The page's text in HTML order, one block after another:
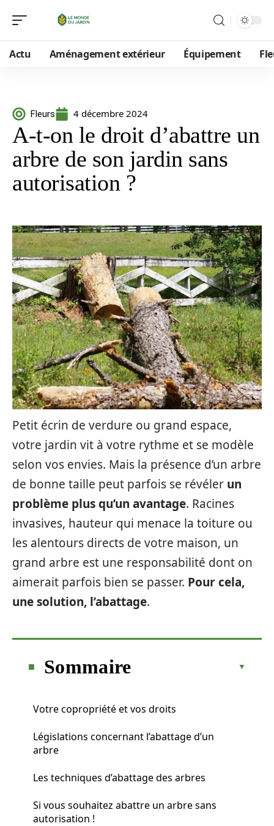
Actu Aménagement extérieur Équipement
Fleurs 4 décembre 2024
A-t-on le droit d’abattre un
arbre de son jardin sans
autorisation ?
Petit écrin de verdure ou grand espace,
votre jardin vit à votre rythme et se modèle
selon vos envies. Mais la présence d’un arbre
de bonne taille peut parfois se révéler un
problème plus qu’un avantage. Racines
invasives, hauteur qui menace la toiture ou
les alentours directs de votre maison, un
grand arbre est une responsabilité dont on
aimerait parfois bien se passer. Pour cela,
une solution, l’abattage.
Sommaire
Votre copropriété et vos droits
Législations concernant l’abattage d’un
arbre
Les techniques d’abattage des arbres
Si vous souhaitez abattre un arbre sans
autorisation !